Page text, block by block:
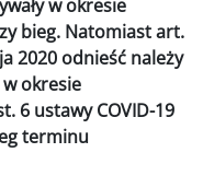
w okresie
bieg. Natomiast art.
2020 odnieść należy
okresie
6 ustawy COVID-19
terminu